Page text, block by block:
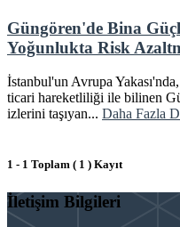
Güngören'de Bina
Yoğunlukta Risk
İstanbul'un Avrupa
ticari hareketliliği ile bilinen
izlerini taşıyan... Daha Fazla
1 - 1 Toplam ( 1 ) Kayıt
İletişim Bilgileri